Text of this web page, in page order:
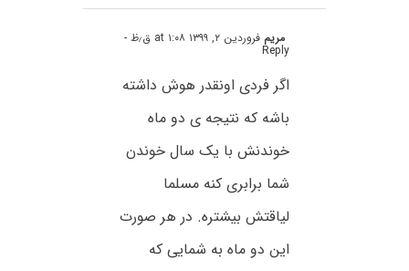
مریم فروردین ۲, ۱۳۹۹ at ۱:۰۸ ق٫ظ -
Reply
اگر فردی اونقدر هوش داشته
باشه که نتیجه ی دو ماه
خوندنش با یک سال خوندن
شما برابری کنه مسلما
لیاقتش بیشتره. در هر صورت
این دو ماه به شمایی که